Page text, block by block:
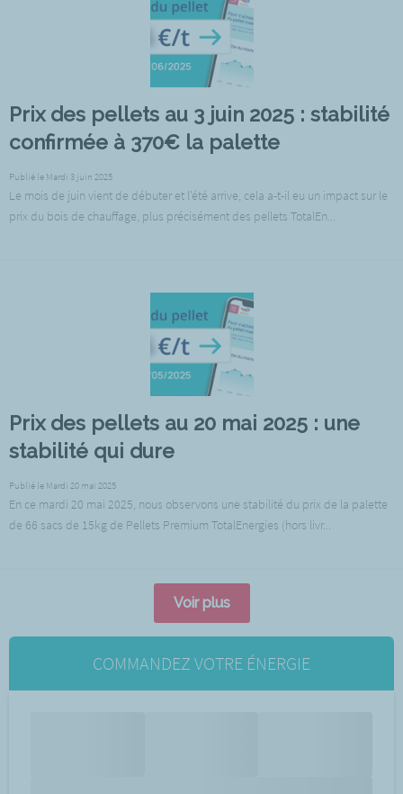
Prix des pellets au 3 juin 2025 : stabilité
confirmée à 370€ la palette
Publié le Mardi 3 juin 2025
Le mois de juin vient de débuter et l'été arrive, cela a-t-il eu un impact sur le
prix du bois de chauffage, plus précisément des pellets TotalEn...
Prix des pellets au 20 mai 2025 : une
stabilité qui dure
Publié le Mardi 20 mai 2025
En ce mardi 20 mai 2025, nous observons une stabilité du prix de la palette
de 66 sacs de 15kg de Pellets Premium TotalEnergies (hors livr...
Voir plus
COMMANDEZ VOTRE ÉNERGIE